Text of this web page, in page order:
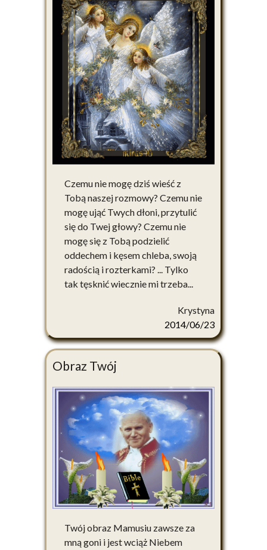
Czemu nie mogę dziś wieść z
Tobą naszej rozmowy? Czemu nie
mogę ująć Twych dłoni, przytulić
się do Twej głowy? Czemu nie
mogę się z Tobą podzielić
oddechem i kęsem chleba, swoją
radością i rozterkami? ... Tylko
tak tęsknić wiecznie mi trzeba...
Krystyna
2014/06/23
Obraz Twój
Twój obraz Mamusiu zawsze za
mną goni i jest wciąż Niebem